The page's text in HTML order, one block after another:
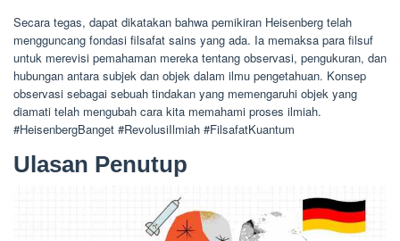
Secara tegas, dapat dikatakan bahwa pemikiran Heisenberg telah
mengguncang fondasi filsafat sains yang ada. Ia memaksa para filsuf
untuk merevisi pemahaman mereka tentang observasi, pengukuran, dan
hubungan antara subjek dan objek dalam ilmu pengetahuan. Konsep
observasi sebagai sebuah tindakan yang memengaruhi objek yang
diamati telah mengubah cara kita memahami proses ilmiah.
#HeisenbergBanget #RevolusiIlmiah #FilsafatKuantum
Ulasan Penutup